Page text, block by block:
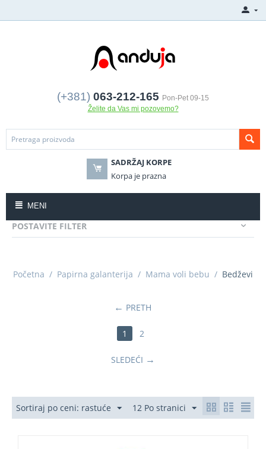
(+381) 063-212-165 Pon-Pet 09-15
Želite da Vas mi pozovemo?
SADRŽAJ KORPE
Korpa je prazna
MENI
POSTAVITE FILTER
Početna / Papirna galanterija / Mama voli bebu / Bedževi
PRETH
1 2
SLEDEĆI
Sortiraj po ceni: rastuće 12 Po stranici